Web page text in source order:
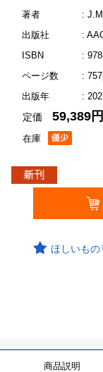
著者
:
出版社
:
ISBN
:
ページ数
:
出版年
:
在庫
定価59,389
ほしいもの
商品説明